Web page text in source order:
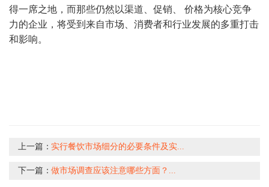
得一席之地，而那些仍然以渠道、促销、
价格为核心竞争
力的企业，将受到来自市场、消费者和行业发展的多重打击
和影响。
上一篇： 实行餐饮市场细分的必要条件及实...
下一篇：做市场调查应该注意哪些方面？...